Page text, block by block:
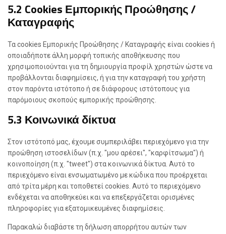
5.2 Cookies Εμπορικής Προώθησης /
Καταγραφής
Τα cookies Εμπορικής Προώθησης / Καταγραφής είναι cookies ή
οποιαδήποτε άλλη μορφή τοπικής αποθήκευσης που
χρησιμοποιούνται για τη δημιουργία προφίλ χρηστών ώστε να
προβάλλονται διαφημίσεις, ή για την καταγραφή του χρήστη
στον παρόντα ιστότοπο ή σε διάφορους ιστότοπους για
παρόμοιους σκοπούς εμπορικής προώθησης.
5.3 Κοινωνικά δίκτυα
Στον ιστότοπό μας, έχουμε συμπεριλάβει περιεχόμενο για την
προώθηση ιστοσελίδων (π.χ. "μου αρέσει", "καρφίτσωμα") ή
κοινοποίηση (π.χ. "tweet") στα κοινωνικά δίκτυα. Αυτό το
περιεχόμενο είναι ενσωματωμένο με κώδικα που προέρχεται
από τρίτα μέρη και τοποθετεί cookies. Αυτό το περιεχόμενο
ενδέχεται να αποθηκεύει και να επεξεργάζεται ορισμένες
πληροφορίες για εξατομικευμένες διαφημίσεις.
Παρακαλώ διαβάστε τη δήλωση απορρήτου αυτών των